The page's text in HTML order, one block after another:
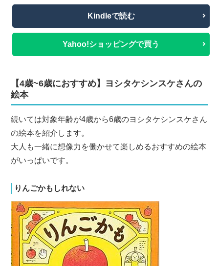
Kindleで読む
Yahoo!ショッピングで買う
【4歳~6歳におすすめ】ヨシタケシンスケさんの
絵本
続いては対象年齢が4歳から6歳のヨシタケシンスケさん
の絵本を紹介します。
大人も一緒に想像力を働かせて楽しめるおすすめの絵本
がいっぱいです。
りんごかもしれない